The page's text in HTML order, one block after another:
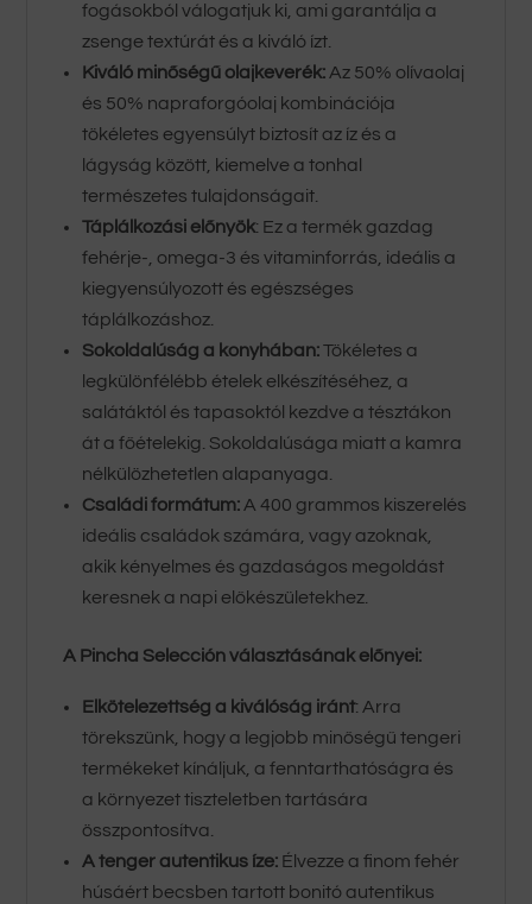
fogásokból válogatjuk ki, ami garantálja a
zsenge textúrát és a kiváló ízt.
Kiváló minőségű olajkeverék: Az 50% olívaolaj
és 50% napraforgóolaj kombinációja
tökéletes egyensúlyt biztosít az íz és a
lágyság között, kiemelve a tonhal
természetes tulajdonságait.
Táplálkozási előnyök: Ez a termék gazdag
fehérje-, omega-3 és vitaminforrás, ideális a
kiegyensúlyozott és egészséges
táplálkozáshoz.
Sokoldalúság a konyhában:Tökéletes a
legkülönfélébb ételek elkészítéséhez, a
salátáktól és tapasoktól kezdve a tésztákon
át a főételekig. Sokoldalúsága miatt a kamra
nélkülözhetetlen alapanyaga.
Családi formátum: A 400 grammos kiszerelés
ideális családok számára, vagy azoknak,
akik kényelmes és gazdaságos megoldást
keresnek a napi előkészületekhez.
A Pincha Selección választásának előnyei:
Elkötelezettség a kiválóság iránt: Arra
törekszünk, hogy a legjobb minőségű tengeri
termékeket kínáljuk, a fenntarthatóságra és
a környezet tiszteletben tartására
összpontosítva.
A tenger autentikus íze: Élvezze a finom fehér
húsáért becsben tartott bonitó autentikus